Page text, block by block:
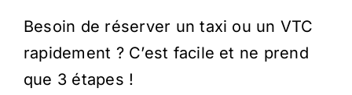
Besoin de réserver un taxi ou un VTC
rapidement ? C’est facile et ne prend
que 3 étapes !